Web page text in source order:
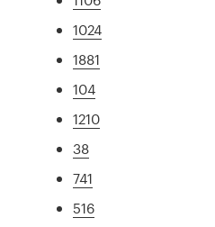
1024
1881
104
1210
38
741
516